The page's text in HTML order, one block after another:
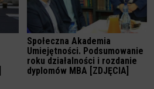
Społeczna Akademia
Umiejętności. Podsumowanie
roku działalności i rozdanie
dyplomów MBA [ZDJĘCIA]